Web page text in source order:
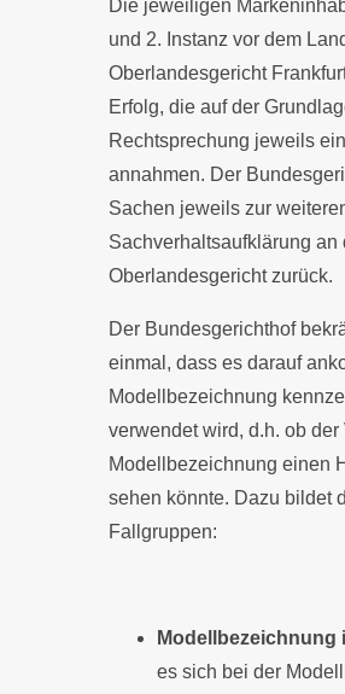
Die jeweiligen
und 2. Instanz vor dem
Oberlandesgericht
Erfolg, die auf der
Rechtsprechung jeweils
annahmen. Der
Sachen jeweils zur
Sachverhaltsaufklärung an
Oberlandesgericht zurück.
Der Bundesgerichthof
einmal, dass es darauf
Modellbezeichnung
verwendet wird, d.h. ob der
Modellbezeichnung einen
sehen könnte. Dazu bildet
Fallgruppen:
Modellbezeichnung
es sich bei der